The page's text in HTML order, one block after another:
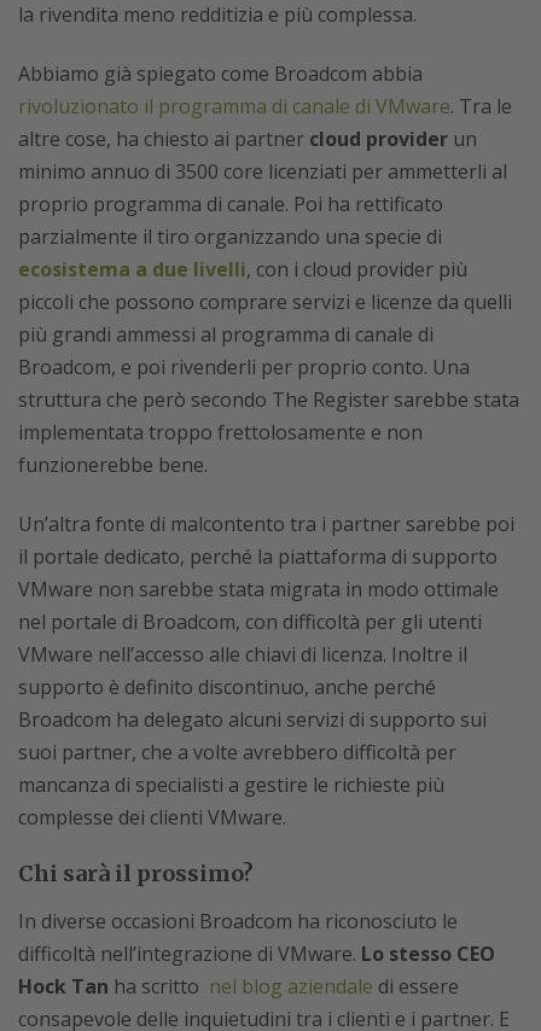
la rivendita meno redditizia e più complessa.
Abbiamo già spiegato come Broadcom abbia
rivoluzionato il programma di canale di VMware. Tra le
altre cose, ha chiesto ai partner cloud provider un
minimo annuo di 3500 core licenziati per ammetterli al
proprio programma di canale. Poi ha rettificato
parzialmente il tiro organizzando una specie di
ecosistema a due livelli, con i cloud provider più
piccoli che possono comprare servizi e licenze da quelli
più grandi ammessi al programma di canale di
Broadcom, e poi rivenderli per proprio conto. Una
struttura che però secondo The Register sarebbe stata
implementata troppo frettolosamente e non
funzionerebbe bene.
Un’altra fonte di malcontento tra i partner sarebbe poi
il portale dedicato, perché la piattaforma di supporto
VMware non sarebbe stata migrata in modo ottimale
nel portale di Broadcom, con difficoltà per gli utenti
VMware nell’accesso alle chiavi di licenza. Inoltre il
supporto è definito discontinuo, anche perché
Broadcom ha delegato alcuni servizi di supporto sui
suoi partner, che a volte avrebbero difficoltà per
mancanza di specialisti a gestire le richieste più
complesse dei clienti VMware.
Chi sarà il prossimo?
In diverse occasioni Broadcom ha riconosciuto le
difficoltà nell’integrazione di VMware. Lo stesso CEO
Hock Tan ha scritto nel blog aziendale di essere
consapevole delle inquietudini tra i clienti e i partner. E